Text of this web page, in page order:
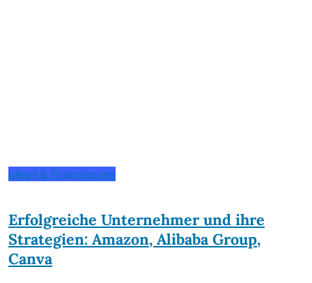
Ideen & Finanzierung
Erfolgreiche Unternehmer und ihre
Strategien: Amazon, Alibaba Group,
Canva